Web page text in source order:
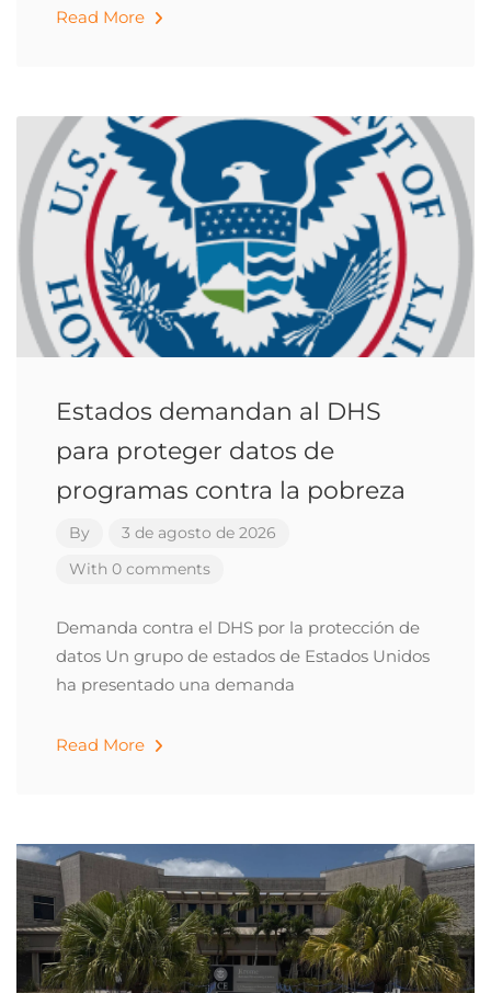
Read More
Estados demandan al DHS
para proteger datos de
programas contra la pobreza
By
3 de agosto de 2026
With 0 comments
Demanda contra el DHS por la protección de
datos Un grupo de estados de Estados Unidos
ha presentado una demanda
Read More